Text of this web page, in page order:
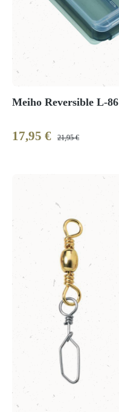
Meiho Reversible L-86
Verkaufspreis:
17,95 € Regulärer Preis:
21,95 €